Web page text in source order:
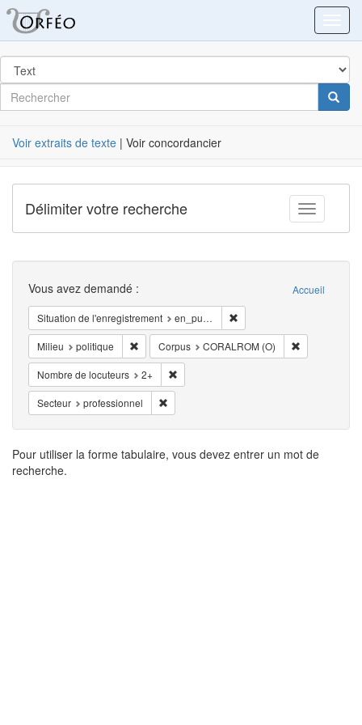
dans
Post
Label
Rechercher
Voir extraits de texte | Voir concordancier
Toggle
Délimiter votre recherche
Recherche Accueil
Vous avez demandé :
Situation de l'enregistrement en_public
Milieu politique Supprimer la restriction Milieu: politique
Corpus CORALROM (O)
Nombre de locuteurs 2+
Secteur professionnel
Résultats
de
Pour utiliser la forme tabulaire, vous devez entrer un mot de
recherche.